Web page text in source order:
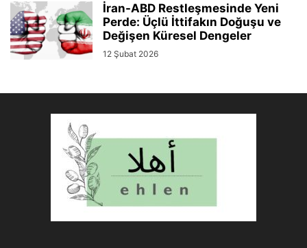
İran-ABD Restleşmesinde Yeni
Perde: Üçlü İttifakın Doğuşu ve
Değişen Küresel Dengeler
12 Şubat 2026